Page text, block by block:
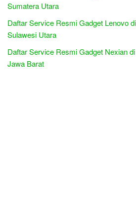
Sumatera Utara
Daftar Service Resmi Gadget Lenovo
Sulawesi Utara
Daftar Service Resmi Gadget Nexian
Jawa Barat